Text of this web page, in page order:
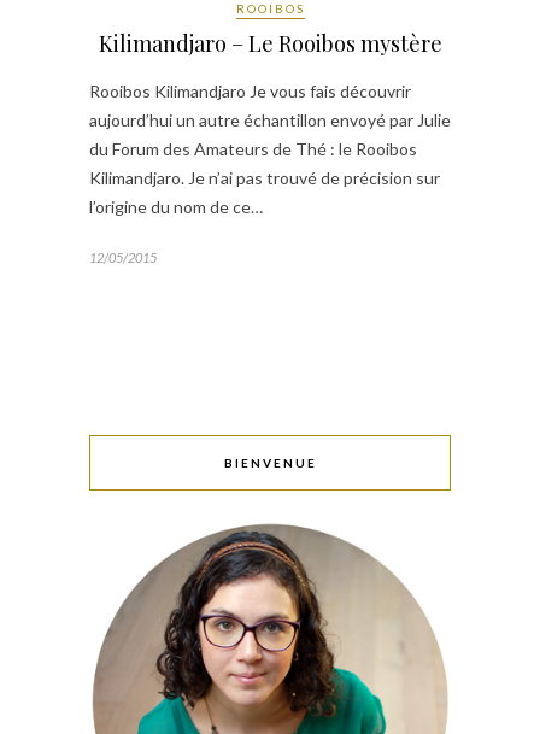
ROOIBOS
Kilimandjaro – Le Rooibos mystère
Rooibos Kilimandjaro Je vous fais découvrir
aujourd’hui un autre échantillon envoyé par Julie
du Forum des Amateurs de Thé : le Rooibos
Kilimandjaro. Je n’ai pas trouvé de précision sur
l’origine du nom de ce…
12/05/2015
BIENVENUE